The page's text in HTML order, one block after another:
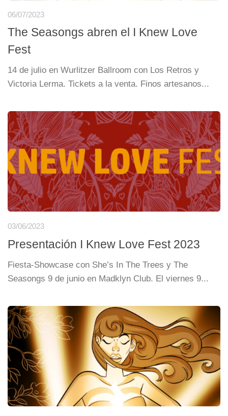
06/07/2023
The Seasongs abren el I Knew Love
Fest
14 de julio en Wurlitzer Ballroom con Los Retros y
Victoria Lerma. Tickets a la venta. Finos artesanos...
03/06/2023
Presentación I Knew Love Fest 2023
Fiesta-Showcase con She’s In The Trees y The
Seasongs 9 de junio en Madklyn Club. El viernes 9...